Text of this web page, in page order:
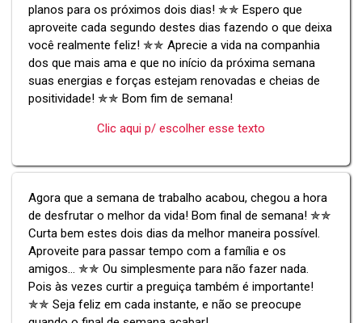
planos para os próximos dois dias! ✯✯ Espero que
aproveite cada segundo destes dias fazendo o que deixa
você realmente feliz! ✯✯ Aprecie a vida na companhia
dos que mais ama e que no início da próxima semana
suas energias e forças estejam renovadas e cheias de
positividade! ✯✯ Bom fim de semana!
Clic aqui p/ escolher esse texto
Agora que a semana de trabalho acabou, chegou a hora
de desfrutar o melhor da vida! Bom final de semana! ✯✯
Curta bem estes dois dias da melhor maneira possível.
Aproveite para passar tempo com a família e os
amigos... ✯✯ Ou simplesmente para não fazer nada.
Pois às vezes curtir a preguiça também é importante!
✯✯ Seja feliz em cada instante, e não se preocupe